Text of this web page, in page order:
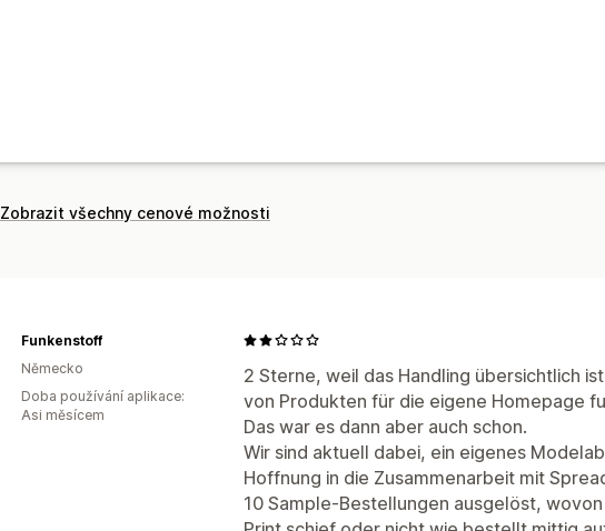
Zobrazit všechny cenové možnosti
2 Sterne, weil das Handling übersichtlich
von Produkten für die eigene Homepage
Das war es dann aber auch schon.
Wir sind aktuell dabei, ein eigenes
Hoffnung in die Zusammenarbeit mit
10 Sample-Bestellungen ausgelöst,
Funkenstoff
Německo
Doba používání aplikace:
Asi měsícem